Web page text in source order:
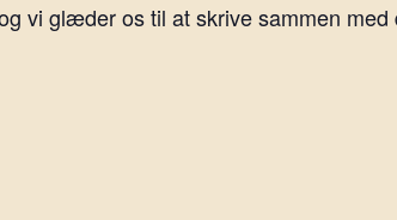
vi glæder os til at skrive sammen med